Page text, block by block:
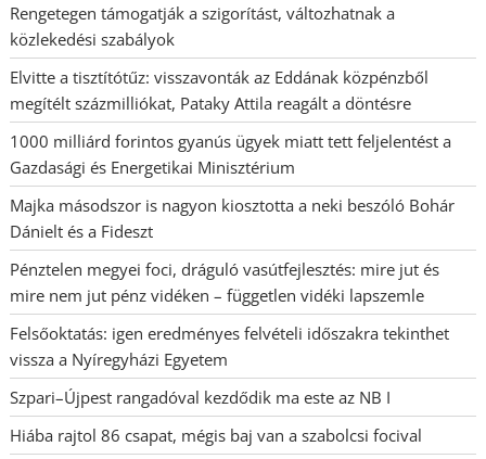
Rengetegen támogatják a szigorítást, változhatnak a
közlekedési szabályok
Elvitte a tisztítótűz: visszavonták az Eddának közpénzből
megítélt százmilliókat, Pataky Attila reagált a döntésre
1000 milliárd forintos gyanús ügyek miatt tett feljelentést a
Gazdasági és Energetikai Minisztérium
Majka másodszor is nagyon kiosztotta a neki beszóló Bohár
Dánielt és a Fideszt
Pénztelen megyei foci, dráguló vasútfejlesztés: mire jut és
mire nem jut pénz vidéken – független vidéki lapszemle
Felsőoktatás: igen eredményes felvételi időszakra tekinthet
vissza a Nyíregyházi Egyetem
Szpari–Újpest rangadóval kezdődik ma este az NB I
Hiába rajtol 86 csapat, mégis baj van a szabolcsi focival